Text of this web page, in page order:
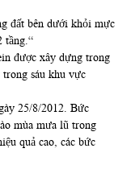
đất bên dưới khỏi mực
tầng.“
được xây dựng trong
sáu khu vực
25/8/2012. Bức
mùa mưa lũ trong
quả cao, các bức